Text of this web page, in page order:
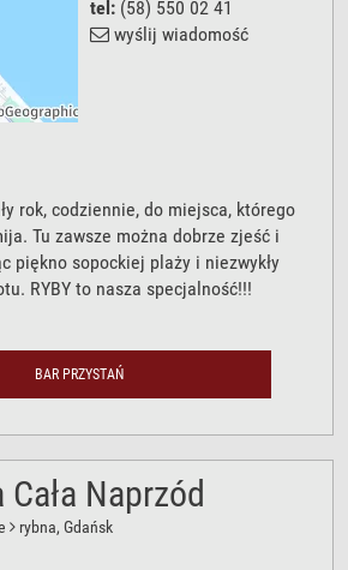
tel: (58) 550 02 41
wyślij wiadomość
rok, codziennie, do miejsca, którego
Tu zawsze można dobrze zjeść i
piękno sopockiej plaży i niezwykły
RYBY to nasza specjalność!!!
BAR PRZYSTAŃ
Naprzód
rybna, Gdańsk